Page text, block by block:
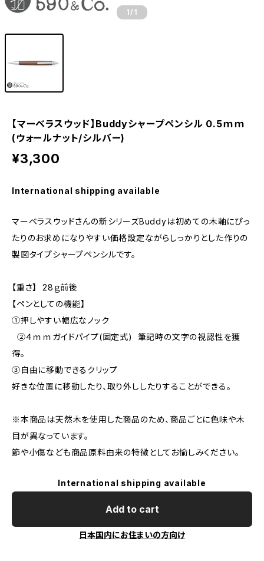
1 /1
【マーベラスウッド】Buddyシャープペンシル 0.5ｍｍ
(ウォールナット/シルバー)
¥3,300
International shipping available
マーベラスウッドさんの新シリーズBuddyは初めての木軸にぴっ
たりのお求めになりやすい価格設定ながらしっかりとした作りの
製図タイプシャープペンシルです。
【重さ】 28ｇ前後
【ペンとしての機能】
①押しやすい幅広なノック
②４ｍｍガイドパイプ(固定式) 筆記時の文字の視認性を獲
得。
③自由に移動できるクリップ
好きな位置に移動したり、取り外ししたりすることができる。
※本商品は天然木を使用した商品のため、商品ごとに色味や木
目が異なっています。
節や小傷なども商品原料由来の特徴としてお愉しみください。
International shipping available
Add to cart
日本国内にお住まいの方向け